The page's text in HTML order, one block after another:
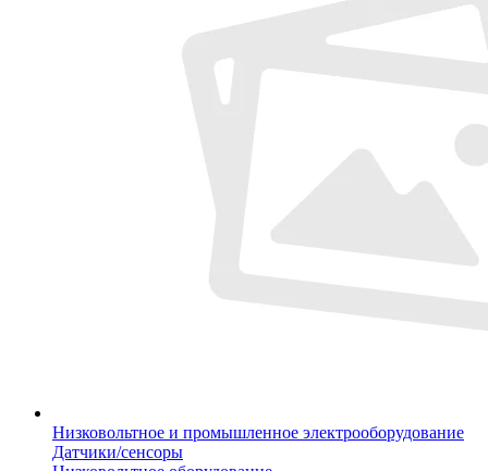
Низковольтное и промышленное электрооборудование
Датчики/сенсоры